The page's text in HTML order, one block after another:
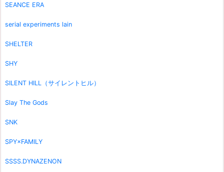
SEANCE ERA
serial experiments lain
SHELTER
SHY
SILENT HILL（サイレントヒル）
Slay The Gods
SNK
SPY×FAMILY
SSSS.DYNAZENON